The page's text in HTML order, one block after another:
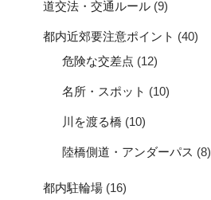
道交法・交通ルール (9)
都内近郊要注意ポイント (40)
危険な交差点 (12)
名所・スポット (10)
川を渡る橋 (10)
陸橋側道・アンダーパス (8)
都内駐輪場 (16)